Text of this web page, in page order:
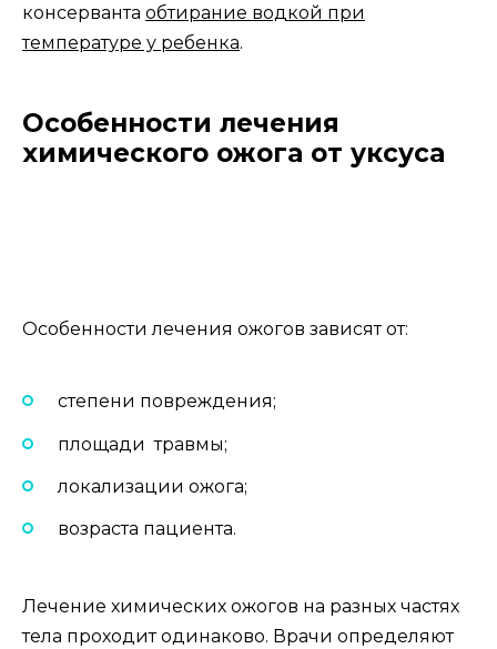
консерванта обтирание водкой при
температуре у ребенка.
Особенности лечения
химического ожога от уксуса
Особенности лечения ожогов зависят от:
степени повреждения;
площади травмы;
локализации ожога;
возраста пациента.
Лечение химических ожогов на разных частях
тела проходит одинаково. Врачи определяют